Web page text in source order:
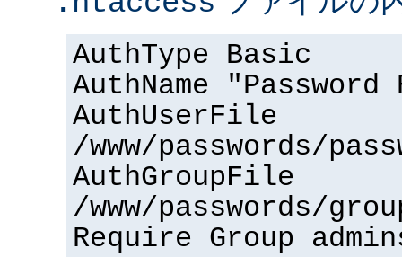
AuthType Basic
AuthName
AuthUserFile
/www/passwords/
AuthGroupFile
/www/passwords/
Require Group